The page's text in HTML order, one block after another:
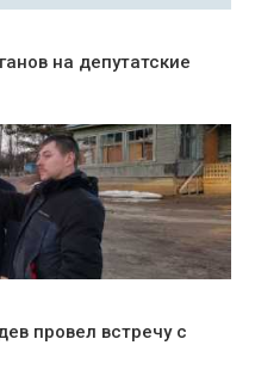
на депутатские
провел встречу с